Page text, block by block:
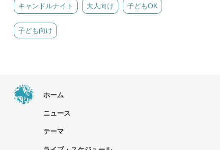
キャンドルナイト 大人向け 子どもOK
子ども向け
ホーム
ニュース
テーマ